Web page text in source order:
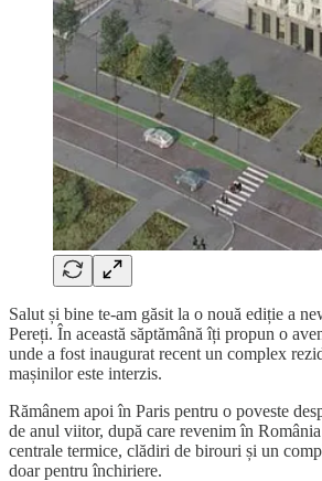
Salut și bine te-am găsit la o nouă ediție a
Pereți. În această săptămână îți propun o
unde a fost inaugurat recent un complex
mașinilor este interzis.
Rămânem apoi în Paris pentru o poveste
de anul viitor, după care revenim în
centrale termice, clădiri de birouri și un
doar pentru închiriere.